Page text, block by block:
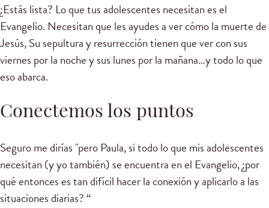
¿Estás lista? Lo que tus adolescentes necesitan es el
Evangelio. Necesitan que les ayudes a ver cómo la muerte de
Jesús, Su sepultura y resurrección tienen que ver con sus
viernes por la noche y sus lunes por la mañana…y todo lo que
eso abarca.
Conectemos los puntos
Seguro me dirías "pero Paula, si todo lo que mis adolescentes
necesitan (y yo también) se encuentra en el Evangelio, ¿por
qué entonces es tan difícil hacer la conexión y aplicarlo a las
situaciones diarias? “